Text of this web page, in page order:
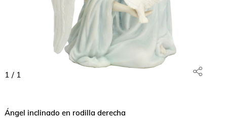
1 / 1
Ángel inclinado en rodilla derecha